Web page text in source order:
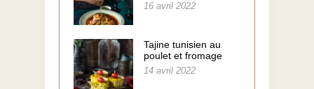
16 avril 2022
Tajine tunisien au
poulet et fromage
14 avril 2022